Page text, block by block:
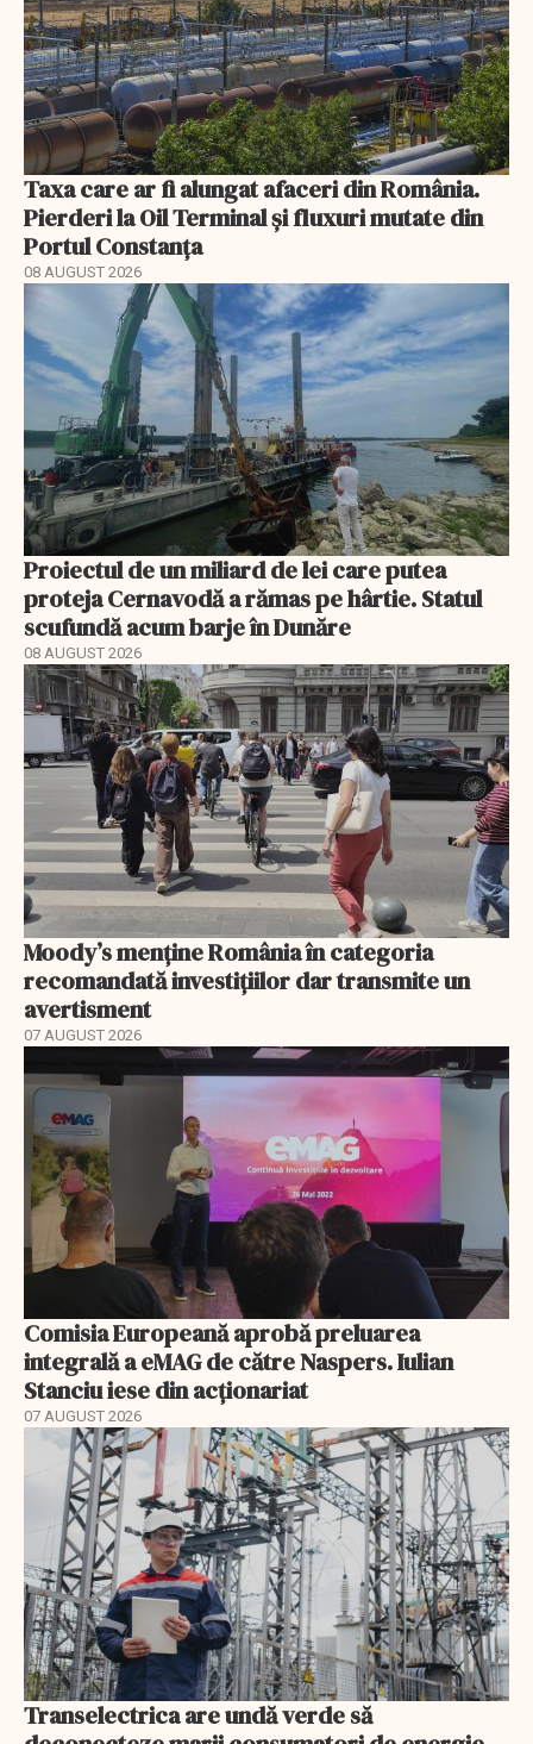
Taxa care ar fi alungat afaceri din România.
Pierderi la Oil Terminal și fluxuri mutate din
Portul Constanța
08 AUGUST 2026
Proiectul de un miliard de lei care putea
proteja Cernavodă a rămas pe hârtie. Statul
scufundă acum barje în Dunăre
08 AUGUST 2026
Moody’s menține România în categoria
recomandată investițiilor dar transmite un
avertisment
07 AUGUST 2026
Comisia Europeană aprobă preluarea
integrală a eMAG de către Naspers. Iulian
Stanciu iese din acționariat
07 AUGUST 2026
Transelectrica are undă verde să